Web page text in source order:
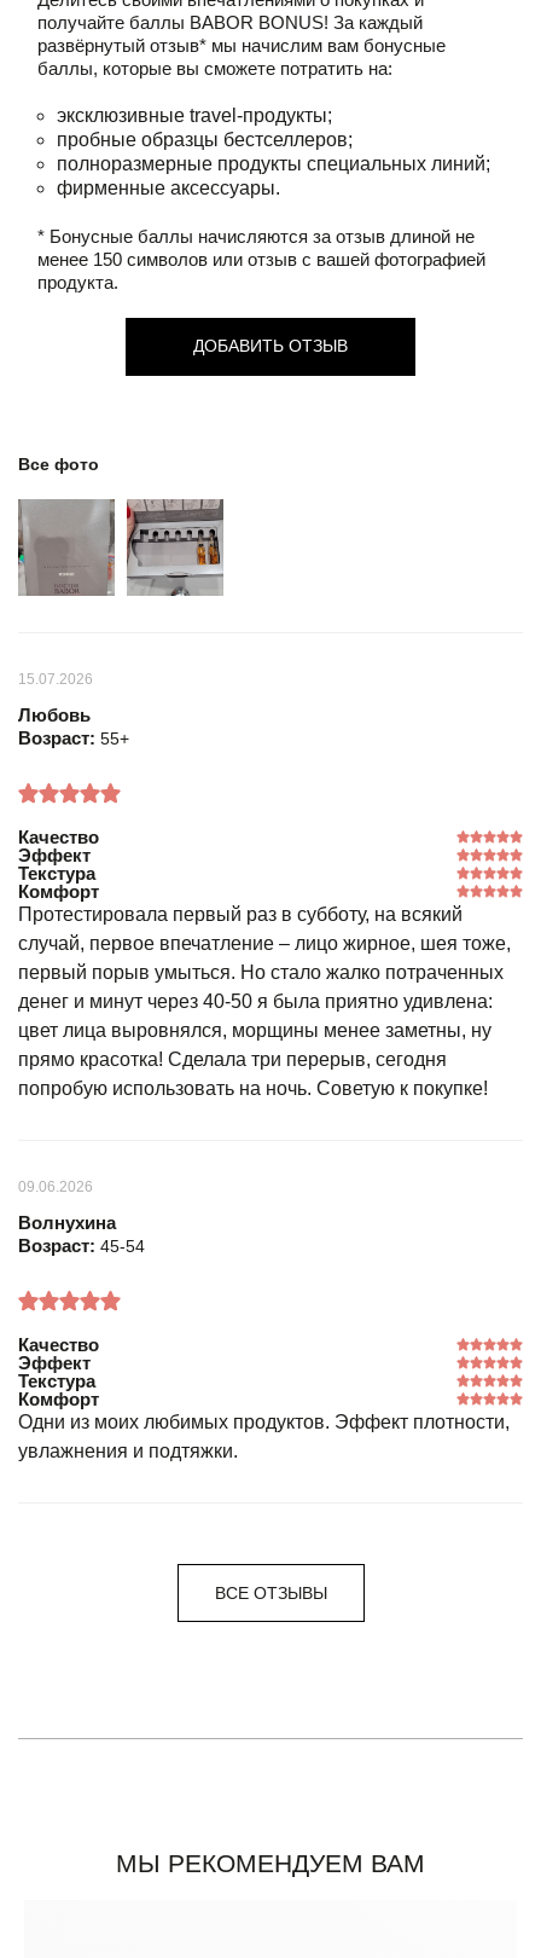
получайте баллы BABOR BONUS! За каждый
развёрнутый отзыв* мы начислим вам бонусные
баллы, которые вы сможете потратить на:
эксклюзивные travel-продукты;
пробные образцы бестселлеров;
полноразмерные продукты специальных линий;
фирменные аксессуары.
* Бонусные баллы начисляются за отзыв длиной не
менее 150 символов или отзыв с вашей фотографией
продукта.
ДОБАВИТЬ ОТЗЫВ
Все фото
15.07.2026
Любовь
Возраст: 55+
Качество
Эффект
Текстура
Комфорт
Протестировала первый раз в субботу, на всякий
случай, первое впечатление – лицо жирное, шея тоже,
первый порыв умыться. Но стало жалко потраченных
денег и минут через 40-50 я была приятно удивлена:
цвет лица выровнялся, морщины менее заметны, ну
прямо красотка! Сделала три перерыв, сегодня
попробую использовать на ночь. Советую к покупке!
09.06.2026
Волнухина
Возраст: 45-54
Качество
Эффект
Текстура
Комфорт
Одни из моих любимых продуктов. Эффект плотности,
увлажнения и подтяжки.
ВСЕ ОТЗЫВЫ
МЫ РЕКОМЕНДУЕМ ВАМ